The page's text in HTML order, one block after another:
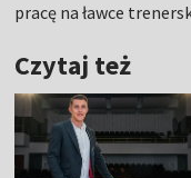
pracę na ławce
Czytaj też